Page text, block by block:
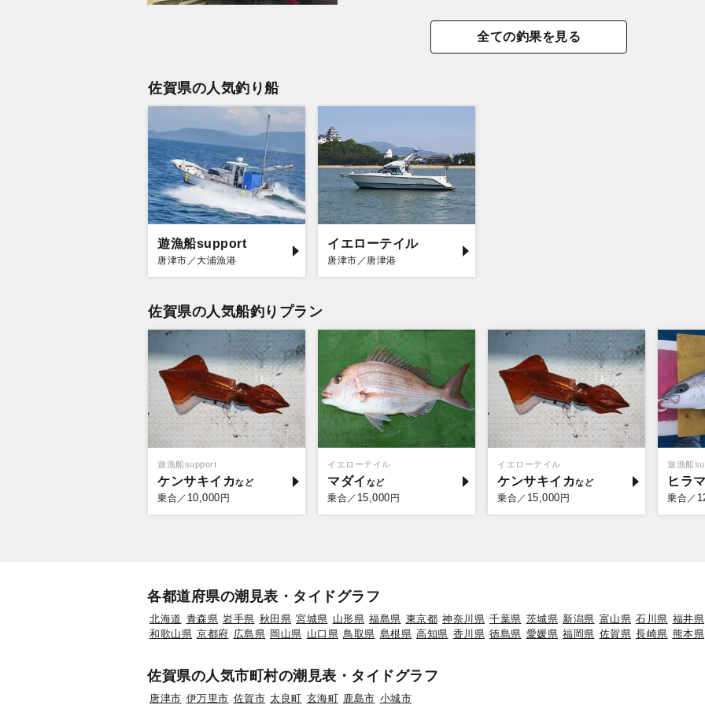
全ての釣果を見る
佐賀県の人気釣り船
遊漁船support
唐津市／大浦漁港
イエローテイル
唐津市／唐津港
佐賀県の人気船釣りプラン
遊漁船support
ケンサキイカ
乗合／ 10,000 円
イエローテイル
マダイ
乗合／ 15,000 円
イエローテイル
ケンサキイカ
乗合／ 15,000 円
遊漁船
ヒラ
乗合／
各都道府県の潮見表・タイドグラフ
北海道 青森県 岩手県 秋田県 宮城県 山形県 福島県 東京都 神奈川県 千葉県 茨城県 新潟県 富山県 石川県 福井県
和歌山県 京都府 広島県 岡山県 山口県 鳥取県 島根県 高知県 香川県 徳島県 愛媛県 福岡県 佐賀県 長崎県 熊本県
佐賀県の人気市町村の潮見表・タイドグラフ
唐津市 伊万里市 佐賀市 太良町 玄海町 鹿島市 小城市